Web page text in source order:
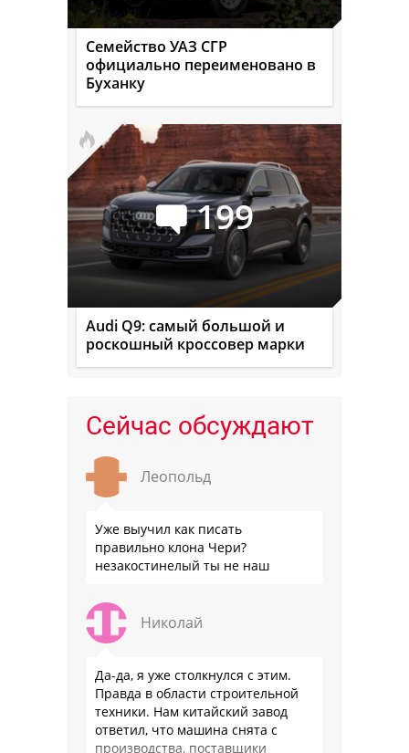
Семейство УАЗ СГР
официально переименовано в
Буханку
199
Audi Q9: самый большой и
роскошный кроссовер марки
Сейчас обсуждают
Леопольд
Уже выучил как писать
правильно клона Чери?
незакостинелый ты не наш
Николай
Да-да, я уже столкнулся с этим.
Правда в области строительной
техники. Нам китайский завод
ответил, что машина снята с
производства, поставщики